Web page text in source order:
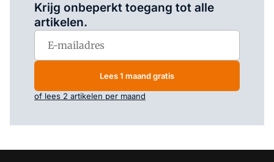
Krijg onbeperkt toegang tot alle
artikelen.
Lees 1 maand gratis
of lees 2 artikelen per maand